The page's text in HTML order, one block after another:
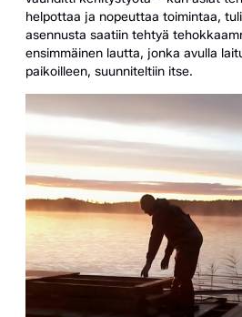
helpottaa ja nopeuttaa toimintaa,
asennusta saatiin tehtyä
ensimmäinen lautta, jonka avulla
paikoilleen, suunniteltiin itse.